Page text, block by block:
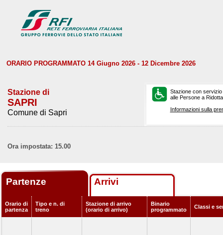
ORARIO PROGRAMMATO 14 Giugno 2026 - 12 Dicembre 2026
Stazione di
SAPRI
Comune di Sapri
Stazione con
alle Persone a
Informazioni sulla
Ora impostata: 15.00
Partenze Arrivi
Orario di
partenza
Tipo e n. di
treno
Stazione di arrivo
(orario di arrivo)
Binario
programmato
Classi e